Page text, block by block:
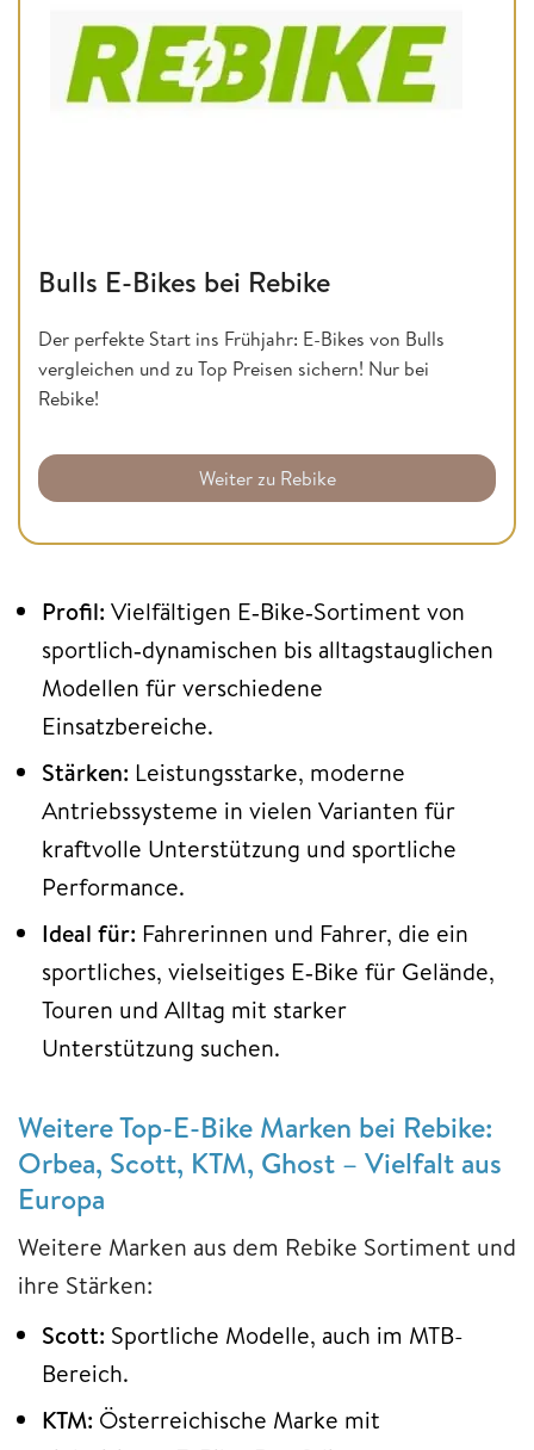
Bulls E-Bikes bei Rebike
Der perfekte Start ins Frühjahr: E-Bikes von Bulls
vergleichen und zu Top Preisen sichern! Nur bei
Rebike!
Weiter zu Rebike
Profil: Vielfältigen E‑Bike‑Sortiment von
sportlich‑dynamischen bis alltagstauglichen
Modellen für verschiedene
Einsatzbereiche.
Stärken: Leistungsstarke, moderne
Antriebssysteme in vielen Varianten für
kraftvolle Unterstützung und sportliche
Performance.
Ideal für: Fahrerinnen und Fahrer, die ein
sportliches, vielseitiges E‑Bike für Gelände,
Touren und Alltag mit starker
Unterstützung suchen.
Weitere Top-E-Bike Marken bei Rebike:
Orbea, Scott, KTM, Ghost – Vielfalt aus
Europa
Weitere Marken aus dem Rebike Sortiment und
ihre Stärken:
Scott: Sportliche Modelle, auch im MTB-
Bereich.
KTM: Österreichische Marke mit